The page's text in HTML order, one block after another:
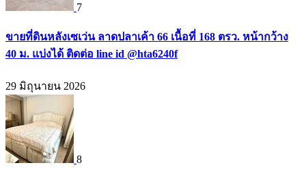
7
ขายที่ดินหลังเซเว่น ลาดปลาเค้า 66 เนื้อที่ 168 ตรว. หน้ากว้าง
40 ม. แบ่งได้ ติดต่อ line id @hta6240f
29 มิถุนายน 2026
8